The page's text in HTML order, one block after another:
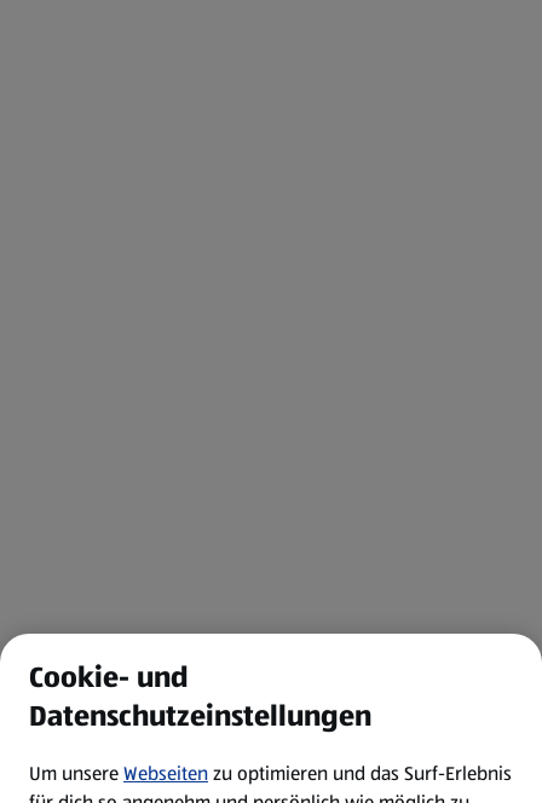
Cookie- und
Datenschutzeinstellungen
Um unsereWebseitenzu optimieren und das Surf-Erlebnis